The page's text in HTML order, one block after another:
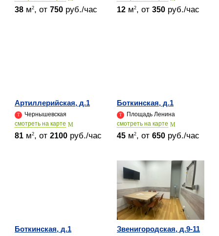
38 м2, от 750 руб./час 12 м2, от 350 руб./час
Артиллерийская, д.1
Чернышевская
cмотреть на карте
81 м2, от 2100 руб./час
Боткинская, д.1
Площадь Ленина
cмотреть на карте
45 м2, от 650 руб./час
Боткинская, д.1 Звенигородская, д.9-11